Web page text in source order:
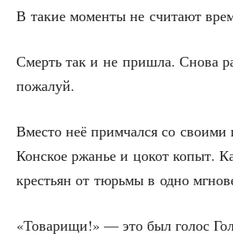
В такие момен­ты не счи­та­ют
Смерть так и не при­шла. Сно­ва
пожалуй.
Вме­сто неё при­мчал­ся со сво­и­ми
Кон­ское ржа­нье и цокот копыт.
кре­стьян от тюрь­мы в одно
«Това­ри­щи!» — это был голос